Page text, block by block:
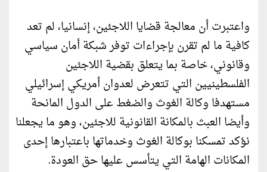
واعتبرت أن معالجة قضايا اللاجئين، إنسانيا، لم تعد
كافية ما لم تقرن بإجراءات توفر شبكة أمان سياسي
وقانوني، خاصة بما يتعلق بقضية اللاجئين
الفلسطينيين التي تتعرض لعدوان أمريكي إسرائيلي
مستهدفا وكالة الغوث والضغط على الدول المانحة
وأيضا العبث بالمكانة القانونية للاجئين، وهو ما يجعلنا
نؤكد تمسكنا بوكالة الغوث وخدماتها باعتبارها إحدى
المكانات الهامة التي يتأسس عليها حق العودة.